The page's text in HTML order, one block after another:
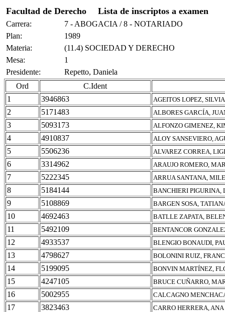
Facultad de Derecho Lista de inscriptos a examen
Carrera:
7 - ABOGACIA / 8 - NOTARIADO
Plan:
1989
Materia:
(11.4) SOCIEDAD Y DERECHO
Mesa:
1
Presidente:
Repetto, Daniela
Ord
C.Ident
1
3946863 AGEITOS LOPEZ,
2 5171483 ALBORES GARCÍA,
3 5093173 ALFONZO GIMENEZ,
4 4910837 ALOY SANSEVIERO,
5 5506236 ALVAREZ CORREA,
6 3314962 ARAUJO ROMERO,
7 5222345 ARRUA SANTANA,
8 5184144 BANCHIERI PIGURINA,
9 5108869 BARGEN SOSA,
10 4692463 BATLLE ZAPATA,
11 5492109 BENTANCOR
12 4933537 BLENGIO BONAUDI,
13 4798627 BOLONINI RUIZ,
14 5199095 BONVIN MARTÍNEZ,
15 4247105 BRUCE CUÑARRO,
16 5002955 CALCAGNO
17 3823463 CARRO HERRERA,